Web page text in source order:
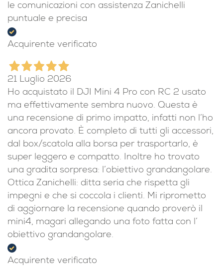
le comunicazioni con assistenza Zanichelli
puntuale e precisa
Acquirente verificato
21 Luglio 2026
Ho acquistato il DJI Mini 4 Pro con RC 2 usato
ma effettivamente sembra nuovo. Questa è
una recensione di primo impatto, infatti non l’ho
ancora provato. È completo di tutti gli accessori,
dal box/scatola alla borsa per trasportarlo, è
super leggero e compatto. Inoltre ho trovato
una gradita sorpresa: l’obiettivo grandangolare.
Ottica Zanichelli: ditta seria che rispetta gli
impegni e che si coccola i clienti. Mi riprometto
di aggiornare la recensione quando proverò il
mini4, magari allegando una foto fatta con l’
obiettivo grandangolare.
Acquirente verificato